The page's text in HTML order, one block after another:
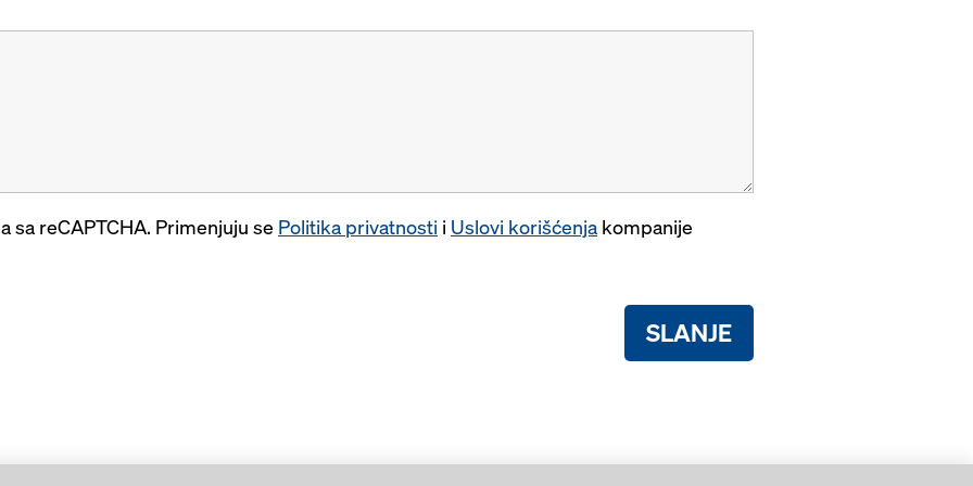
sa reCAPTCHA. Primenjuju se Politika privatnosti i Uslovi korišćenja kompanije
SLANJE